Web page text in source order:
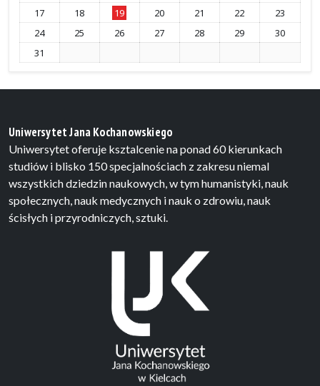
17
18 19 20 21 22
23
24
25 26 27 28 29
30
31
Uniwersytet Jana Kochanowskiego
Uniwersytet oferuje ksztalcenie na ponad 60 kierunkach
studiów i blisko 150 specjalnościach z zakresu niemal
wszystkich dziedzin naukowych, w tym humanistyki, nauk
społecznych, nauk medycznych i nauk o zdrowiu, nauk
ścisłych i przyrodniczych, sztuki.